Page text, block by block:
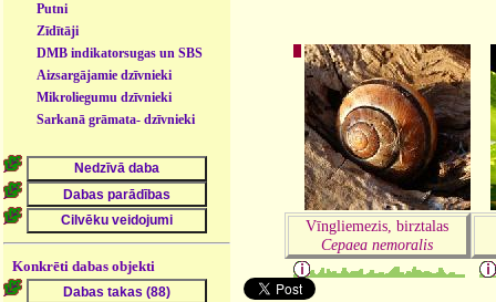
Putni
Zīdītāji
DMB indikatorsugas un SBS
- dzīvnieki
Aizsargājamie dzīvnieki
Mikroliegumu dzīvnieki
Sarkanā grāmata- dzīvnieki
Konkrēti dabas objekti
Vīngliemezis, birztalas
Cepaea nemoralis